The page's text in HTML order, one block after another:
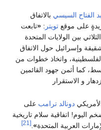
الفتاح السيسي بالاتفاق
على موقعتويتر :
«تابعت
بين الولايات المتحدة
وإسرائيل حول الاتفاق
واتخاذ خطوات من
كما أثمن جهود القائمين
و الاستقرار
دونالد ترامب على
اليوم! اتفاقية سلام تاريخية
العربية المتحدة»
.
[21]